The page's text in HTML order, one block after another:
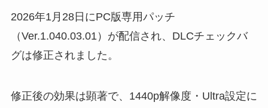
2026年1月28日にPC版専用パッチ
（Ver.1.040.03.01）が配信され、DLCチェックバ
グは修正されました。
修正後の効果は顕著で、1440p解像度・Ultra設定に